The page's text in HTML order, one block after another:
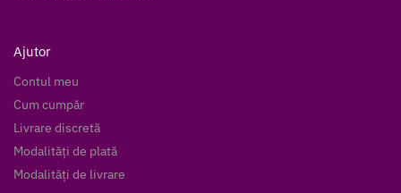
Ajutor
Contul meu
Cum cumpăr
Livrare discretă
Modalități de plată
Modalități de livrare